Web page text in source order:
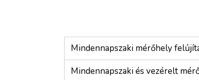
Mindennapszaki mérőhely
Mindennapszaki és vezérelt